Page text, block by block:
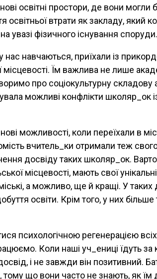
освітні простори, де вони могли
освітньої втрати як закладу, який
увазі фізичного існування споруди.
нас навчаються, приїхали із
Їм важлива не лише
про соціокультурну складову
можливі конфлікти школяр_ок
можливості, коли переїхали в
вчитель_ки отримали теж
досвіду таких школяр_ок.
місцевості, мають свої
а можливо, ще й кращі. У
освіти. Крім того, у них більше
психологічною регенерацією
Коли наші уч_ениці їдуть за
і не завжди він позитивний.
що вони часто не знають, як їм